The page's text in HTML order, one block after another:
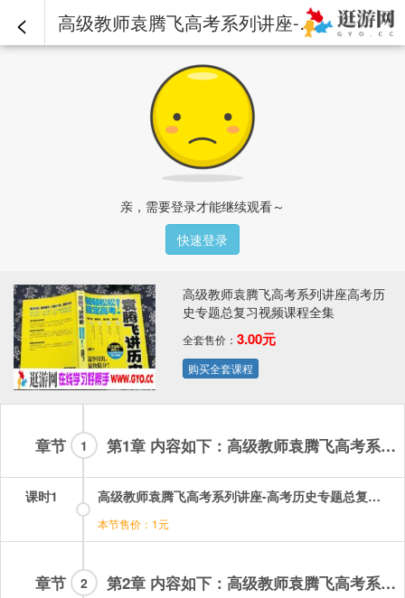
< 高级教师袁腾飞高考系列讲座-高考历史专题总复习：13.mp4 - 高级教师袁腾飞高考系列讲座高考历史专题总复习视频课程全集
亲，需要登录才能继续观看～
快速登录
高级教师袁腾飞高考系列讲座高考历
史专题总复习视频课程全集
全套售价： 3.00元
购买全套课程
章节 第1章 内容如下：高级教师袁腾飞高考系列讲座高考历史专题总复习视频课程全集-01集
1
课时1 高级教师袁腾飞高考系列讲座-高考历史专题总复习：01.mp4
本节售价：1元
章节 第2章 内容如下：高级教师袁腾飞高考系列讲座高考历史专题总复习视频课程全集-02-23集
2